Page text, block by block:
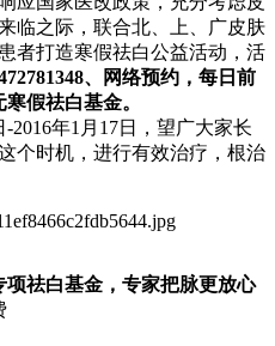
临之际，联合北、上、广皮肤
者打造寒假祛白公益活动，活
、网络预约，每日前
假祛白基金。
年1月17日，望广大家长
个时机，进行有效治疗，根治
祛白基金，专家把脉更放心